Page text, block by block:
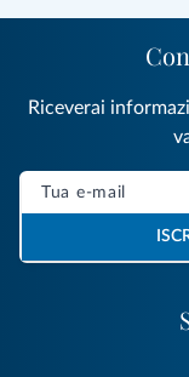
Riceverai